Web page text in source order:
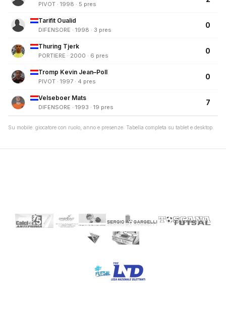
PIVOT · 1998 · 5 pres
Tarifit Oualid
DIFENSORE · 1998 · 3 pres
0
Thuring Tjerk
PORTIERE · 2000 · 6 pres
0
Tromp Kevin Jean–Poll
PIVOT · 1997 · 4 pres
0
Velseboer Mats
DIFENSORE · 1993 · 19 pres
7
Su mobile: giocatore con ruolo, anno e presenze. Tabella completa su tablet e desktop.